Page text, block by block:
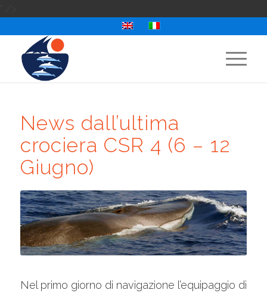
News dall’ultima
crociera CSR 4 (6 – 12
Giugno)
Nel primo giorno di navigazione l’equipaggio di